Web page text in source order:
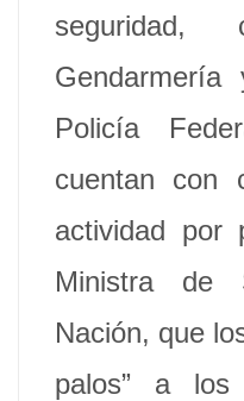
Policía
cuentan con
actividad por
Ministra de
Nación, que
palos” a los